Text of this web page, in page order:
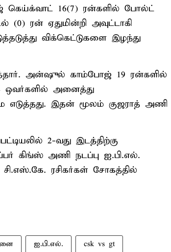
கெய்க்வாட் 16(7) ரன்களில் போல்ட்
ரன் ஏதுமின்றி அவுட்டாகி
விக்கெட்டுகளை இழந்து
அன்ஷுல் காம்போஜ் 19 ரன்களில்
ஒவர்களில் அனைத்து
எடுத்தது. இதன் மூலம் குஜராத் அணி
2-வது இடத்திற்கு
கிங்ஸ் அணி நடப்பு ஐ.பி.எல்.
ரசிகர்கள் சோகத்தில்
ஐ.பி.எல். csk vs gt